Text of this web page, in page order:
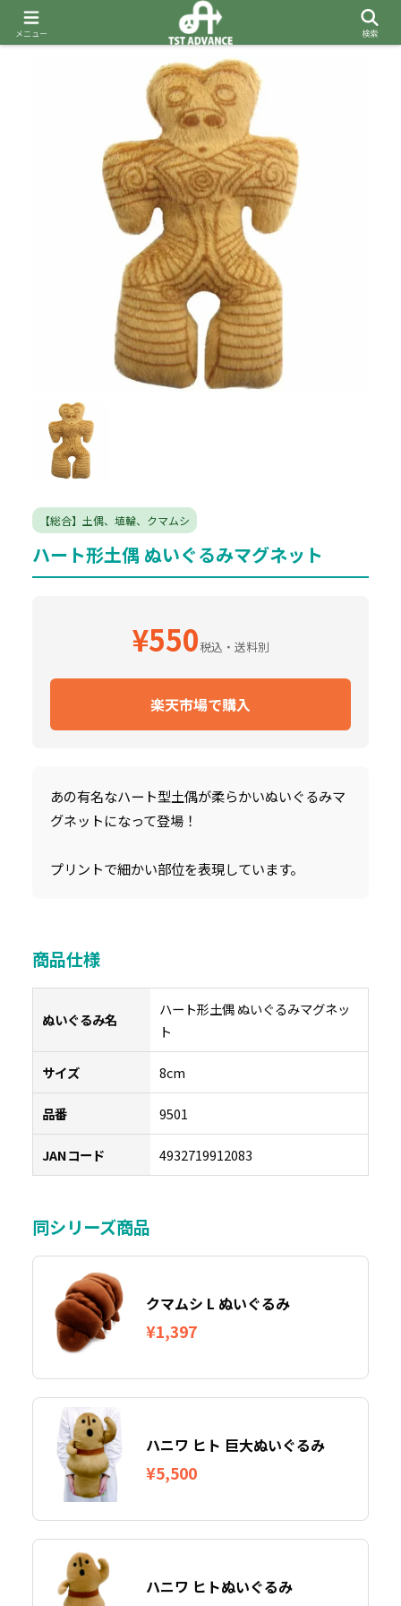
【総合】土偶、埴輪、クマムシ
ハート形土偶 ぬいぐるみマグネット
¥550税込・送料別
楽天市場で購入
あの有名なハート型土偶が柔らかいぬいぐるみマ
グネットになって登場！
プリントで細かい部位を表現しています。
商品仕様
ぬいぐるみ名
ハート形土偶 ぬいぐるみマグネッ
ト
サイズ 8cm
品番 9501
JANコード 4932719912083
同シリーズ商品
クマムシ L ぬいぐるみ
¥1,397
ハニワ ヒト 巨大ぬいぐるみ
¥5,500
ハニワ ヒトぬいぐるみ
メニュー 検索